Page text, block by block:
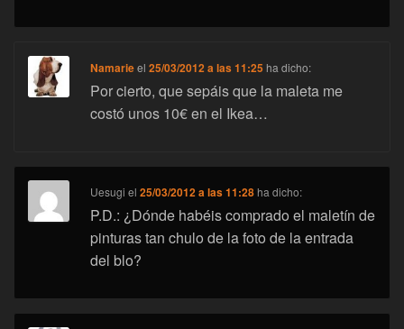
Namarieel25/03/2012 a las 11:25 ha dicho:
Por cierto, que sepáis que la maleta me
costó unos 10€ en el Ikea…
Uesugi el25/03/2012 a las 11:28 ha dicho:
P.D.: ¿Dónde habéis comprado el maletín de
pinturas tan chulo de la foto de la entrada
del blo?